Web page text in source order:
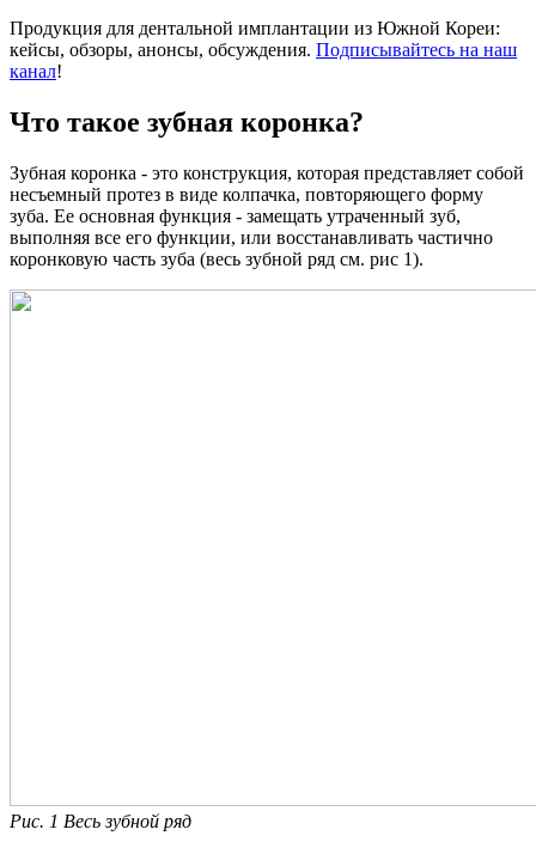
Продукция для дентальной имплантации из Южной Кореи:
кейсы, обзоры, анонсы, обсуждения. Подписывайтесь на наш
канал!
Что такое зубная коронка?
Зубная коронка - это конструкция, которая представляет собой
несъемный протез в виде колпачка, повторяющего форму
зуба. Ее основная функция - замещать утраченный зуб,
выполняя все его функции, или восстанавливать частично
коронковую часть зуба (весь зубной ряд см. рис 1).
Рис. 1 Весь зубной ряд